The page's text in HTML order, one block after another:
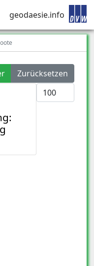
geodaesie.info
Zurücksetzen
Anzeige #